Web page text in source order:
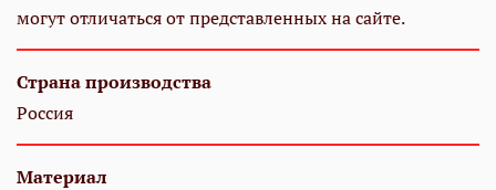
могут отличаться от представленных на сайте.
Страна производства
Россия
Материал